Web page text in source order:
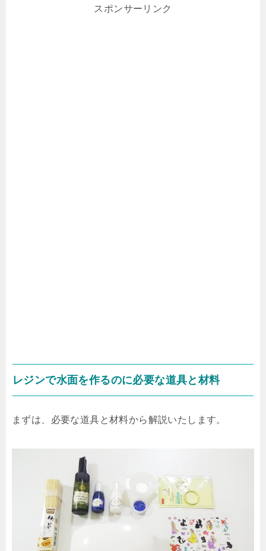
スポンサーリンク
レジンで水面を作るのに必要な道具と材料
まずは、必要な道具と材料から解説いたします。